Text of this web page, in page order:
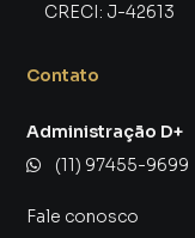
CRECI: J-42613
Contato
Administração D+
(11) 97455-9699
Fale conosco